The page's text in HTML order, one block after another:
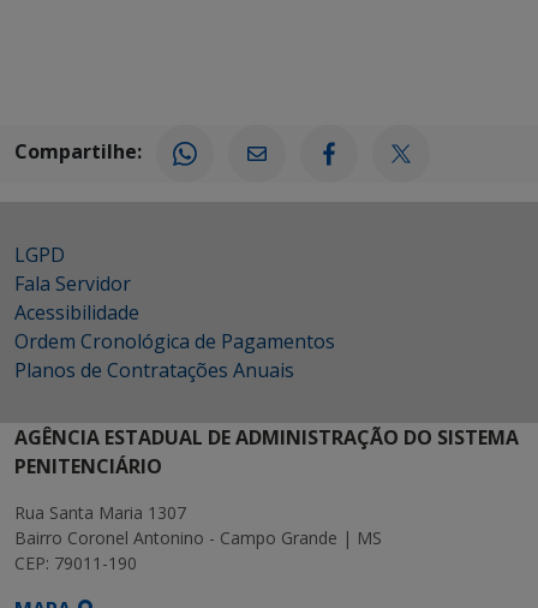
Compartilhe:
LGPD
Fala Servidor
Acessibilidade
Ordem Cronológica de Pagamentos
Planos de Contratações Anuais
AGÊNCIA ESTADUAL DE ADMINISTRAÇÃO DO SISTEMA
PENITENCIÁRIO
Rua Santa Maria 1307
Bairro Coronel Antonino - Campo Grande | MS
CEP: 79011-190